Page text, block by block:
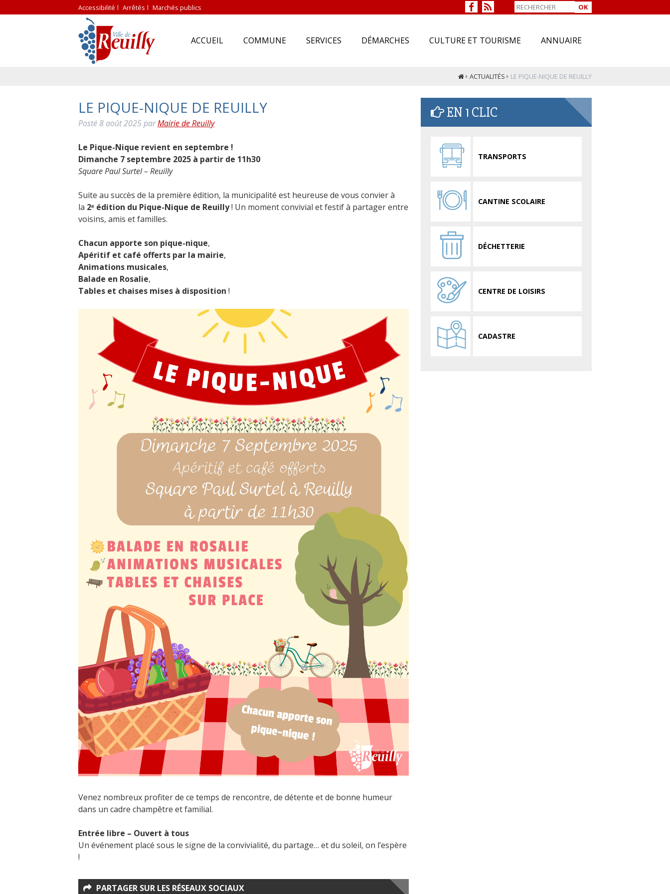
Accessibilité Arrêtés Marchés publics OK
ACCUEIL COMMUNE SERVICES DÉMARCHES CULTURE ET TOURISME ANNUAIRE
ACTUALITÉS LE PIQUE-NIQUE DE REUILLY
LE PIQUE-NIQUE DE REUILLY
Posté 8 août 2025parMairie de Reuilly
Le Pique-Nique revient en septembre !
Dimanche 7 septembre 2025 à partir de 11h30
Square Paul Surtel – Reuilly
Suite au succès de la première édition, la municipalité est heureuse de vous convier à
la 2ᵉ édition du Pique-Nique de Reuilly! Un moment convivial et festif à partager entre
voisins, amis et familles.
Chacun apporte son pique-nique,
Apéritif et café offerts par la mairie,
Animations musicales,
Balade en Rosalie,
Tables et chaises mises à disposition !
Venez nombreux profiter de ce temps de rencontre, de détente et de bonne humeur
dans un cadre champêtre et familial.
Entrée libre – Ouvert à tous
Un événement placé sous le signe de la convivialité, du partage… et du soleil, on l’espère
!
PARTAGER SUR LES RÉSEAUX SOCIAUX
EN 1 CLIC
TRANSPORTS
CANTINE SCOLAIRE
DÉCHETTERIE
CENTRE DE LOISIRS
CADASTRE